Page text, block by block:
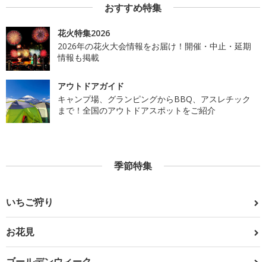
おすすめ特集
花火特集2026
2026年の花火大会情報をお届け！開催・中止・延期
情報も掲載
アウトドアガイド
キャンプ場、グランピングからBBQ、アスレチック
まで！全国のアウトドアスポットをご紹介
季節特集
いちご狩り
お花見